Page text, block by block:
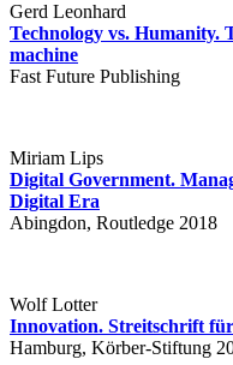
Gerd Leonhard
Technology vs. Humanity.
machine
Fast Future Publishing
Miriam Lips
Digital Government.
Digital Era
Abingdon, Routledge 2018
Wolf Lotter
Innovation. Streitschrift
Hamburg, Körber-Stiftung